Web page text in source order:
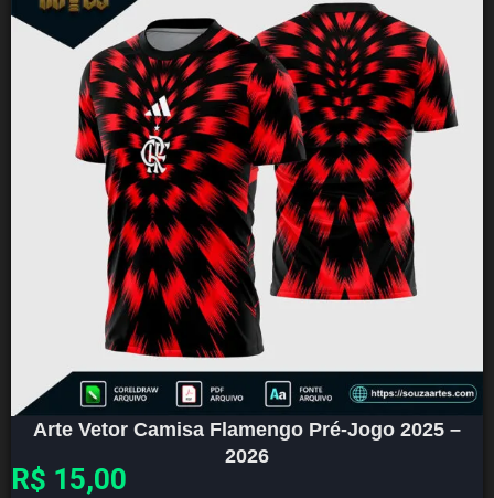
Arte Vetor Camisa Flamengo Pré-Jogo 2025 –
2026
R$ 15,00